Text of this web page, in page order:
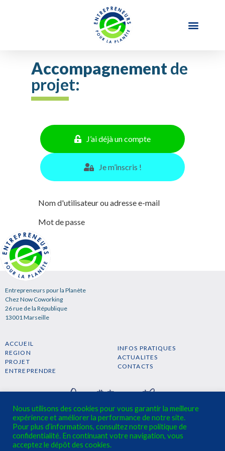
Accompagnementde
projet:
J’ai déjà un compte
Je m’inscris !
Nom d'utilisateur ou adresse e-mail
Mot de passe
Entrepreneurs pour la Planète
Chez Now Coworking
26 rue de la République
13001 Marseille
ACCUEIL
REGION
PROJET
ENTREPRENDRE
INFOS PRATIQUES
ACTUALITES
CONTACTS
S'INSCRIRE A LA NEWSLETTER →
Nous utilisons des cookies pour vous garantir la meilleure
expérience et améliorer la performance de notre site.
Pour plus d’informations, consultez notre politique de
confidentialité. En continuant votre navigation, vous
acceptez le dépôt des cookies.